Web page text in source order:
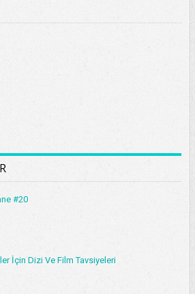
#20
İçin Dizi Ve Film Tavsiyeleri